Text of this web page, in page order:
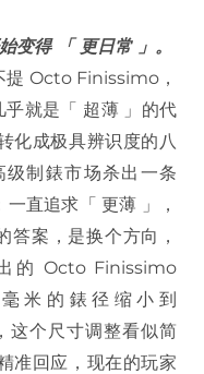
得 「 更日常 」。
提 Octo Finissimo，
就是「 超薄 」的代
化成极具辨识度的八
制錶市场杀出一条
直追求「 更薄 」，
答案，是换个方向，
的 Octo Finissimo
米的錶径缩小到
个尺寸调整看似简
准回应，现在的玩家